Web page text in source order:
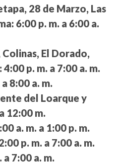
28 de Marzo, Las
6:00 p. m. a 6:00 a.
El Dorado,
4:00 p. m. a 7:00 a. m.
8:00 a. m.
del Loarque y
12:00 m.
a. m. a 1:00 p. m.
p. m. a 7:00 a. m.
a 7:00 a. m.